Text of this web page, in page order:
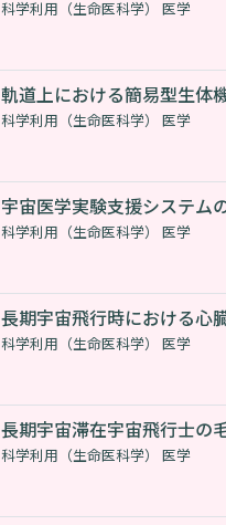
科学利用（生命医科学） 医学
軌道上における簡易型生体
科学利用（生命医科学） 医学
宇宙医学実験支援システム
科学利用（生命医科学） 医学
長期宇宙飛行時における心
科学利用（生命医科学） 医学
長期宇宙滞在宇宙飛行士の
科学利用（生命医科学） 医学